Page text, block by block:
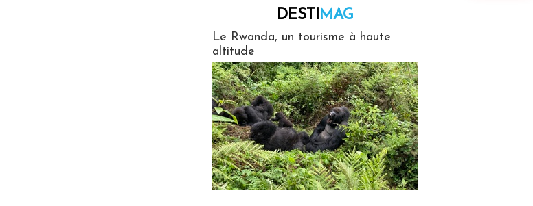
DESTIMAG
Le Rwanda, un tourisme à haute
altitude